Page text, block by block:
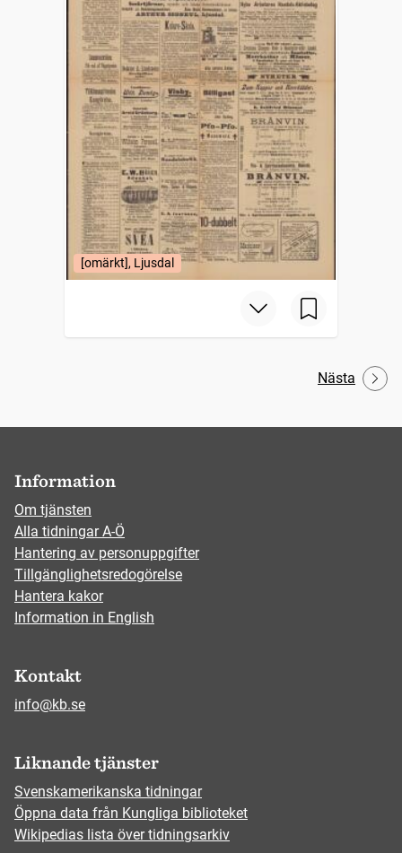
[omärkt], Ljusdal
Nästa
Information
Om tjänsten
Alla tidningar A-Ö
Hantering av personuppgifter
Tillgänglighetsredogörelse
Hantera kakor
Information in English
Kontakt
info@kb.se
Liknande tjänster
Svenskamerikanska tidningar
Öppna data från Kungliga biblioteket
Wikipedias lista över tidningsarkiv